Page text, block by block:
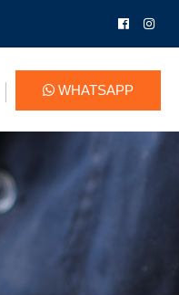
WHATSAPP